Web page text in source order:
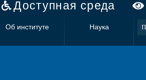
Доступная среда
Об институте Наука